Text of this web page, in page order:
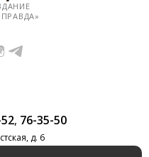
, 76-35-50
д. 6